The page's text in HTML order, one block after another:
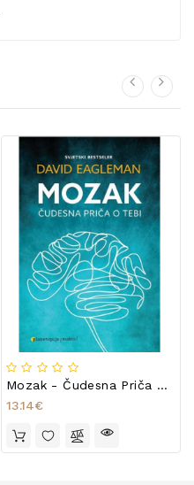
Mozak - Čudesna Priča O Tebi
13.14€